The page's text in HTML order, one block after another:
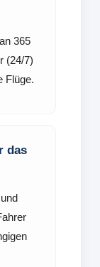
365
(24/7)
Flüge.
das